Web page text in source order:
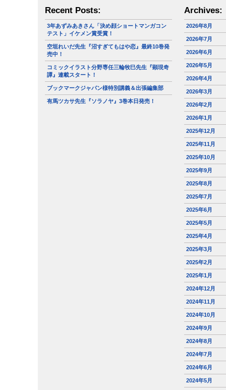
Recent Posts:
3年あずみあきさん「決め顔ショートマンガコン
テスト」イケメン賞受賞！
空垣れいだ先生『沼すぎてもはや恋』最終10巻発
売中！
コミックイラスト分野専任三輪牧巳先生『顕現奇
譚』連載スタート！
ブックマークジャパン様特別講義＆出張編集部
有馬ツカサ先生『ソラノヤ』3巻本日発売！
Archives:
2026年8月
2026年7月
2026年6月
2026年5月
2026年4月
2026年3月
2026年2月
2026年1月
2025年12月
2025年11月
2025年10月
2025年9月
2025年8月
2025年7月
2025年6月
2025年5月
2025年4月
2025年3月
2025年2月
2025年1月
2024年12月
2024年11月
2024年10月
2024年9月
2024年8月
2024年7月
2024年6月
2024年5月